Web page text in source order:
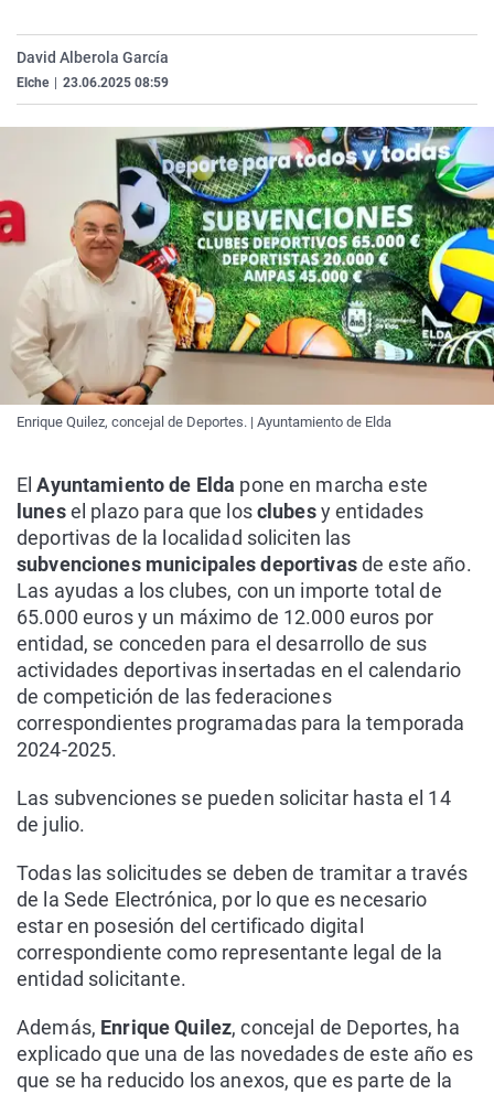
Operación Viuda
Navarra
País Vasco
David Alberola García
Elche 23.06.2025 08:59
Enrique Quilez, concejal de Deportes. | Ayuntamiento de Elda
ElAyuntamiento de Elda pone en marcha este
lunesel plazo para que losclubesy entidades
deportivas de la localidad soliciten las
subvenciones municipales deportivasde este año.
Las ayudas a los clubes, con un importe total de
65.000 euros y un máximo de 12.000 euros por
entidad, se conceden para el desarrollo de sus
actividades deportivas insertadas en el calendario
de competición de las federaciones
correspondientes programadas para la temporada
2024-2025.
Las subvenciones se pueden solicitar hasta el 14
de julio.
Todas las solicitudes se deben de tramitar a través
de la Sede Electrónica, por lo que es necesario
estar en posesión del certificado digital
correspondiente como representante legal de la
entidad solicitante.
Además, Enrique Quilez, concejal de Deportes, ha
explicado que una de las novedades de este año es
que se ha reducido los anexos, que es parte de la